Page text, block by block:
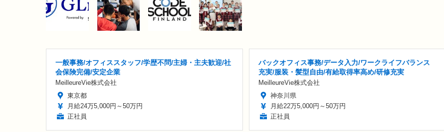
一般事務/オフィススタッフ/学歴不問/主婦・主夫歓迎/社
会保険完備/安定企業
MeilleureVie株式会社
東京都
月給24万5,000円～50万円
正社員
バックオフィス事務/データ入力/ワークライフバランス
充実/服装・髪型自由/有給取得率高め/研修充実
MeilleureVie株式会社
神奈川県
月給22万5,000円～50万円
正社員